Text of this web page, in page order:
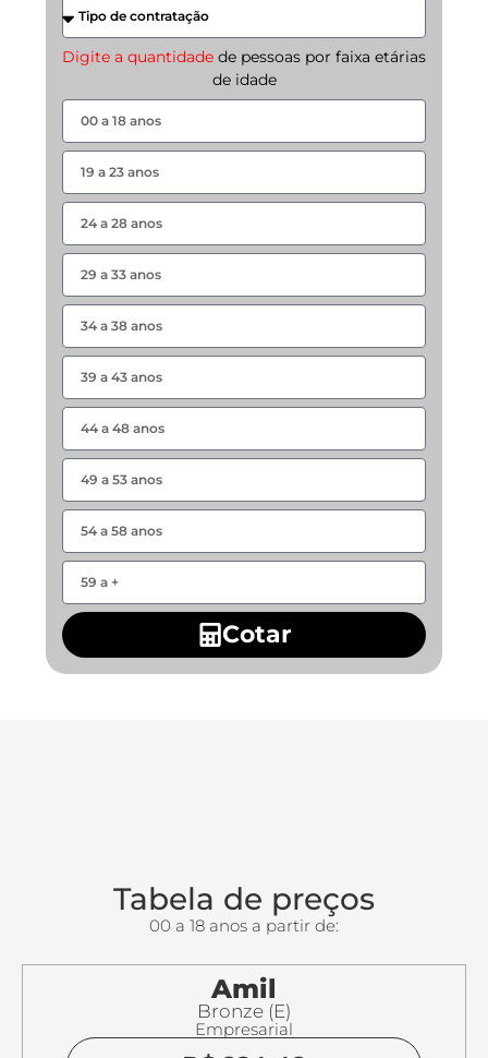
Digite a quantidade de pessoas por faixa etárias
de idade
Cotar
Tabela de preços
00 a 18 anos a partir de:
Amil
Bronze (E)
Empresarial